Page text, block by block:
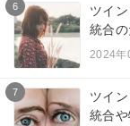
6
ツイ
統合
2024年
7
ツイ
統合